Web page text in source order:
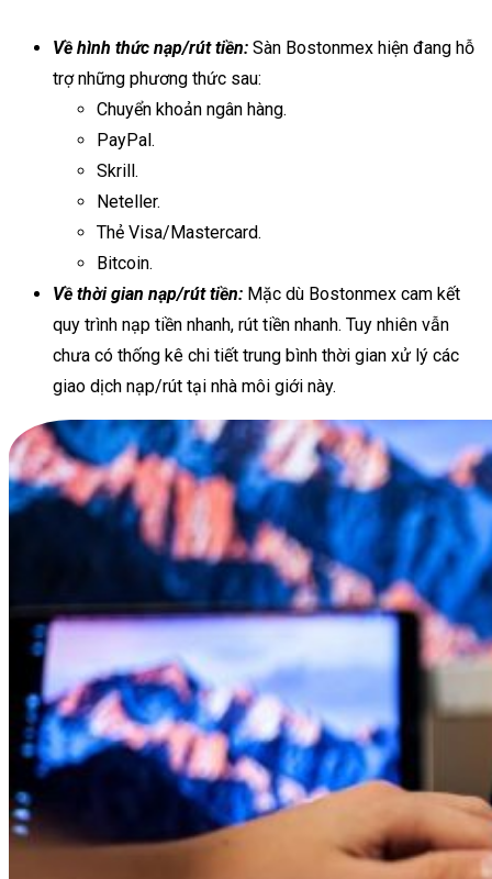
Về hình thức nạp/rút tiền: Sàn Bostonmex hiện đang hỗ
trợ những phương thức sau:
Chuyển khoản ngân hàng.
PayPal.
Skrill.
Neteller.
Thẻ Visa/Mastercard.
Bitcoin.
Về thời gian nạp/rút tiền: Mặc dù Bostonmex cam kết
quy trình nạp tiền nhanh, rút tiền nhanh. Tuy nhiên vẫn
chưa có thống kê chi tiết trung bình thời gian xử lý các
giao dịch nạp/rút tại nhà môi giới này.